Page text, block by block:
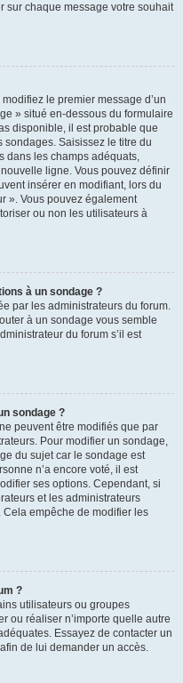
sur chaque message votre souhait
le premier message d’un
» situé en-dessous du formulaire
disponible, il est probable que
sondages. Saisissez le titre du
dans les champs adéquats,
ligne. Vous pouvez définir
insérer en modifiant, lors du
». Vous pouvez également
ou non les utilisateurs à
à un sondage ?
par les administrateurs du forum.
à un sondage vous semble
du forum s’il est
sondage ?
peuvent être modifiés que par
Pour modifier un sondage,
du sujet car le sondage est
n’a encore voté, il est
ses options. Cependant, si
et les administrateurs
empêche de modifier les
?
utilisateurs ou groupes
ou réaliser n’importe quelle autre
Essayez de contacter un
de lui demander un accès.